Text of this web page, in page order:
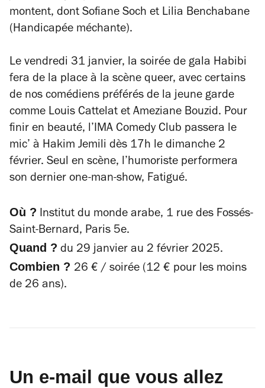
montent, dont Sofiane Soch et Lilia Benchabane
(Handicapée méchante).
Le vendredi 31 janvier, la soirée de gala Habibi
fera de la place à la scène queer, avec certains
de nos comédiens préférés de la jeune garde
comme Louis Cattelat et Ameziane Bouzid. Pour
finir en beauté, l’IMA Comedy Club passera le
mic’ à Hakim Jemili dès 17h le dimanche 2
février. Seul en scène, l’humoriste performera
son dernier one-man-show, Fatigué.
Où ? Institut du monde arabe, 1 rue des Fossés-
Saint-Bernard, Paris 5e.
Quand ? du 29 janvier au 2 février 2025.
Combien ? 26 € / soirée (12 € pour les moins
de 26 ans).
Un e-mail que vous allez